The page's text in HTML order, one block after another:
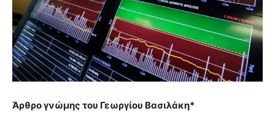
Άρθρο γνώμης του Γεωργίου Βασιλάκη*